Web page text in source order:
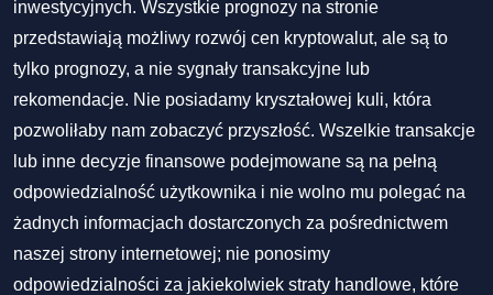
inwestycyjnych. Wszystkie prognozy na stronie
przedstawiają możliwy rozwój cen kryptowalut, ale są to
tylko prognozy, a nie sygnały transakcyjne lub
rekomendacje. Nie posiadamy kryształowej kuli, która
pozwoliłaby nam zobaczyć przyszłość. Wszelkie transakcje
lub inne decyzje finansowe podejmowane są na pełną
odpowiedzialność użytkownika i nie wolno mu polegać na
żadnych informacjach dostarczonych za pośrednictwem
naszej strony internetowej; nie ponosimy
odpowiedzialności za jakiekolwiek straty handlowe, które